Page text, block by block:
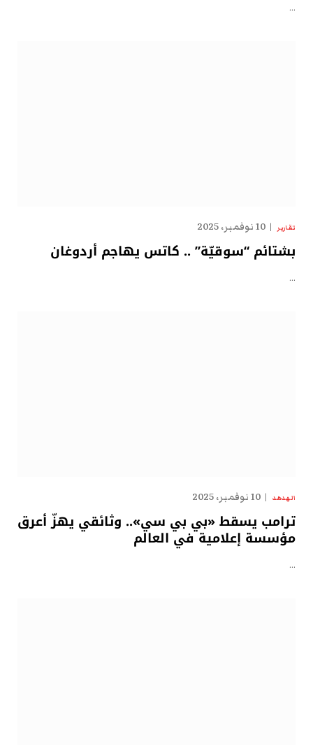
…
تقارير 10 نوفمبر، 2025
بشتائم “سوقيّة” .. كاتس يهاجم أردوغان
…
الهدهد 10 نوفمبر، 2025
ترامب يسقط «بي بي سي».. وثائقي يهزّ أعرق
مؤسسة إعلامية في العالم
…